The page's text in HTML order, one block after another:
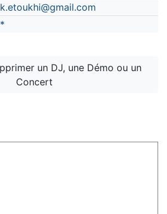
k.etoukhi@gmail.com
*
Concert